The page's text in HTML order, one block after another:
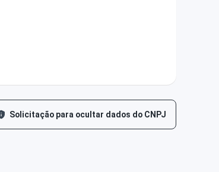
Solicitação para ocultar dados do CNPJ